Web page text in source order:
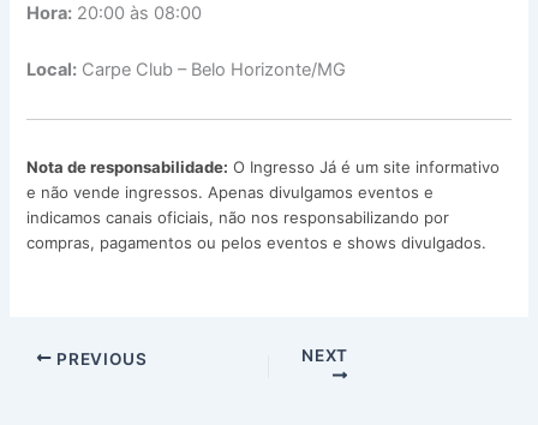
Hora: 20:00 às 08:00
Local: Carpe Club – Belo Horizonte/MG
Nota de responsabilidade: O Ingresso Já é um site informativo
e não vende ingressos. Apenas divulgamos eventos e
indicamos canais oficiais, não nos responsabilizando por
compras, pagamentos ou pelos eventos e shows divulgados.
PREVIOUS NEXT